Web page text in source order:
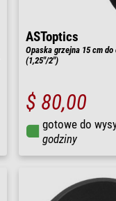
ASToptics
Opaska grzejna 15 cm do
(1,25"/2")
$ 80,00
gotowe do
godziny